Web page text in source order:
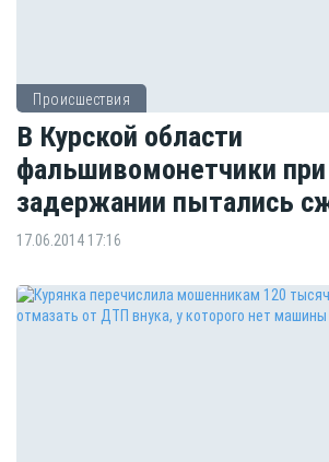
Происшествия
В Курской области
фальшивомонетчики при
задержании пытались
17.06.2014 17:16